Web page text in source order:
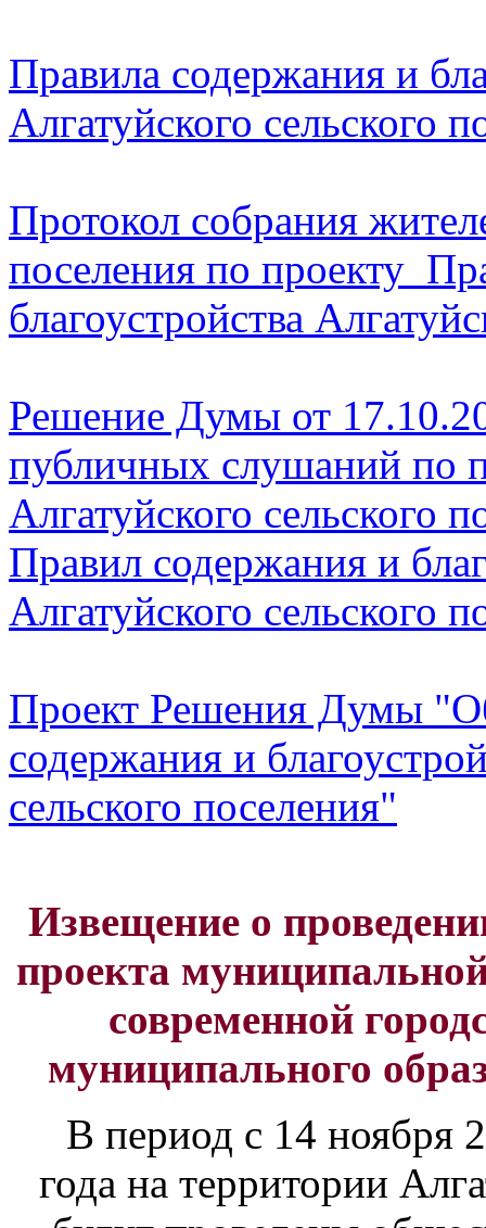
Правила содержания и
Алгатуйского сельского
Протокол собрания
поселения по проекту
благоустройства
Решение Думы от
публичных слушаний по
Алгатуйского сельского
Правил содержания и
Алгатуйского сельского
Проект Решения Думы
содержания и
сельского поселения"
Извещение о
проекта
современной
муниципального
В период с 14 ноября
года на территории